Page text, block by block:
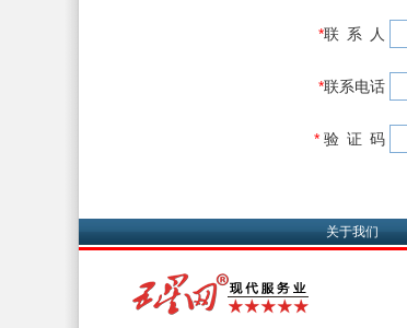
*联 系 人
*联系电话
* 验 证 码
关于我们